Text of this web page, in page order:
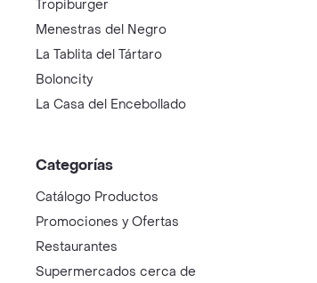
Tropiburger
Menestras del Negro
La Tablita del Tártaro
Boloncity
La Casa del Encebollado
Categorías
Catálogo Productos
Promociones y Ofertas
Restaurantes
Supermercados cerca de